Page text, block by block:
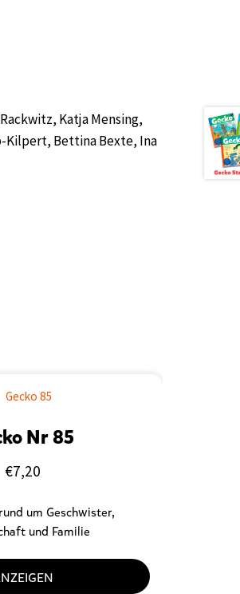
Katja Mensing,
Kilpert, Bettina Bexte, Ina
Nr 85
€7,20
um Geschwister,
und Familie